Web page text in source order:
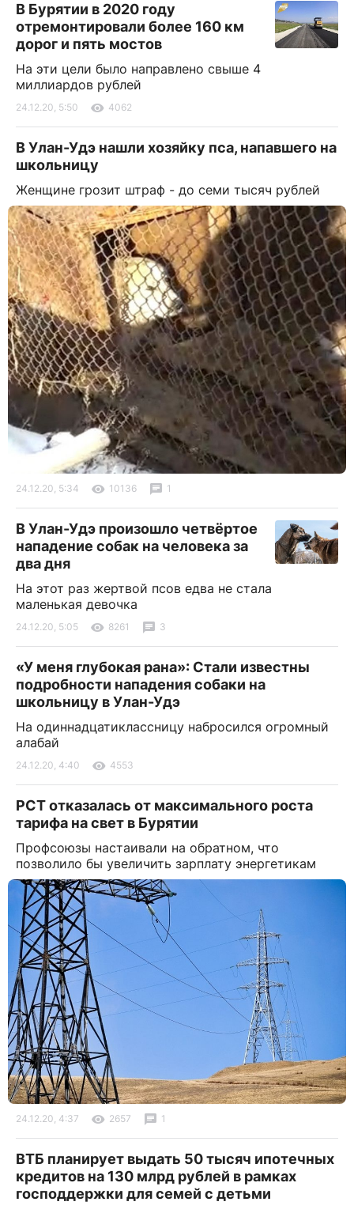
В Бурятии в 2020 году
отремонтировали более 160 км
дорог и пять мостов
На эти цели было направлено свыше 4
миллиардов рублей
24.12.20, 5:50 4062
В Улан-Удэ нашли хозяйку пса, напавшего на
школьницу
Женщине грозит штраф - до семи тысяч рублей
24.12.20, 5:34 10136 1
В Улан-Удэ произошло четвёртое
нападение собак на человека за
два дня
На этот раз жертвой псов едва не стала
маленькая девочка
24.12.20, 5:05 8261 3
«У меня глубокая рана»: Стали известны
подробности нападения собаки на
школьницу в Улан-Удэ
На одиннадцатиклассницу набросился огромный
алабай
24.12.20, 4:40 4553
РСТ отказалась от максимального роста
тарифа на свет в Бурятии
Профсоюзы настаивали на обратном, что
позволило бы увеличить зарплату энергетикам
24.12.20, 4:37 2657 1
ВТБ планирует выдать 50 тысяч ипотечных
кредитов на 130 млрд рублей в рамках
господдержки для семей с детьми